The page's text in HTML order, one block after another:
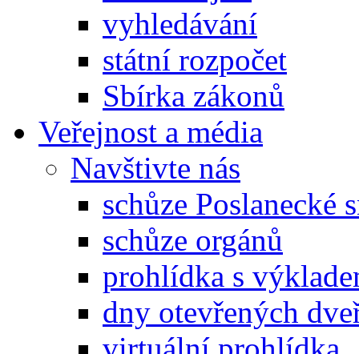
vyhledávání
státní rozpočet
Sbírka zákonů
Veřejnost a média
Navštivte nás
schůze Poslanecké
schůze orgánů
prohlídka s
dny otevřených